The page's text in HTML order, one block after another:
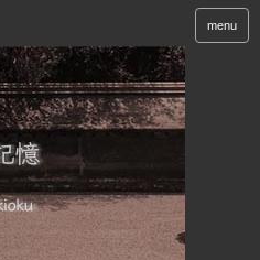
menu